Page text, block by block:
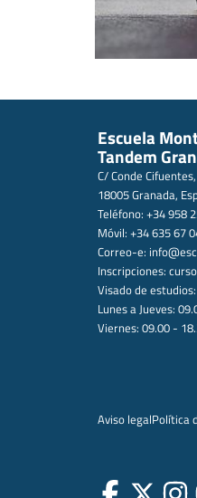
Escuela
Tandem
C/ Conde
18005 Granada,
Teléfono: +34 958
Móvil: +34 635 67
Correo-e:
Inscripciones:
Visado de estudios:
Lunes a Jueves:
Viernes: 09.00 -
Aviso legalPolítica